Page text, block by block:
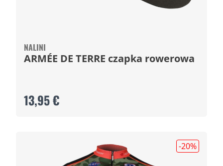
NALINI
ARMÉE DE TERRE czapka rowerowa
13,95 €
-20%